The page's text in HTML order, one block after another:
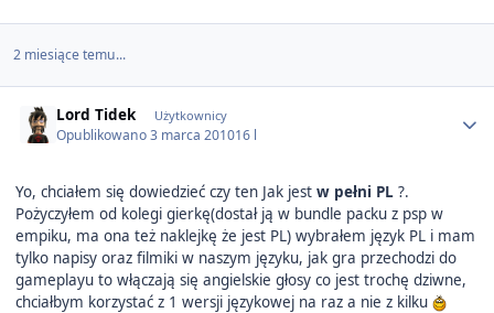
2 miesiące temu...
Lord Tidek Użytkownicy
Opublikowano3 marca 201016 l
Yo, chciałem się dowiedzieć czy ten Jak jest w pełni PL?.
Pożyczyłem od kolegi gierkę(dostał ją w bundle packu z psp w
empiku, ma ona też naklejkę że jest PL) wybrałem język PL i mam
tylko napisy oraz filmiki w naszym języku, jak gra przechodzi do
gameplayu to włączają się angielskie głosy co jest trochę dziwne,
chciałbym korzystać z 1 wersji językowej na raz a nie z kilku